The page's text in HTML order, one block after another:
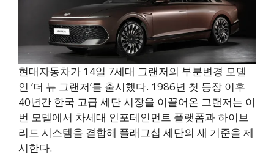
현대자동차가 14일 7세대 그랜저의 부분변경 모델
인 ‘더 뉴 그랜저’를 출시했다. 1986년 첫 등장 이후
40년간 한국 고급 세단 시장을 이끌어온 그랜저는 이
번 모델에서 차세대 인포테인먼트 플랫폼과 하이브
리드 시스템을 결합해 플래그십 세단의 새 기준을 제
시한다.